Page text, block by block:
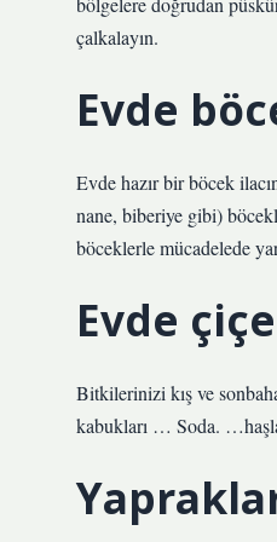
çalkalayın.
Evde
Evde hazır bir böcek
nane, biberiye gibi)
böceklerle mücadelede
Evde
Bitkilerinizi kış ve
kabukları … Soda.